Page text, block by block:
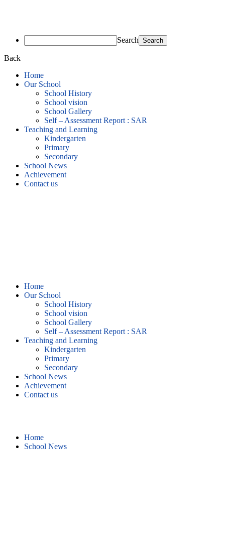
Search
Back
Home
Our School
School History
School vision
School Gallery
Self – Assessment Report : SAR
Teaching and Learning
Kindergarten
Primary
Secondary
School News
Achievement
Contact us
Home
Our School
School History
School vision
School Gallery
Self – Assessment Report : SAR
Teaching and Learning
Kindergarten
Primary
Secondary
School News
Achievement
Contact us
Home
School News